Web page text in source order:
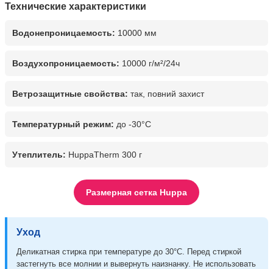
Технические характеристики
Водонепроницаемость: 10000 мм
Воздухопроницаемость: 10000 г/м²/24ч
Ветрозащитные свойства: так, повний захист
Температурный режим: до -30°C
Утеплитель: HuppaTherm 300 г
Размерная сетка Huppa
Уход
Деликатная стирка при температуре до 30°C. Перед стиркой
застегнуть все молнии и вывернуть наизнанку. Не использовать